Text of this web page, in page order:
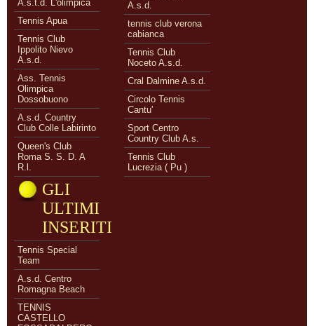
A.s.t.d. L'olimpica
Tennis Apua
Tennis Club
Ippolito Nievo
A.s.d.
Ass. Tennis
Olimpica
Dossobuono
A.s.d. Country
Club Colle Labirinto
Queen's Club
Roma S. S. D. A
R.l.
A.s.d.
tennis club verona
cabianca
Tennis Club
Noceto A.s.d.
Cral Dalmine A.s.d.
Circolo Tennis
Cantu'
Sport Centro
Country Club A.s.
Tennis Club
Lucrezia ( Pu )
GLI
ULTIMI
INSERITI
Tennis Special
Team
A.s.d. Centro
Romagna Beach
TENNIS
CASTELLO